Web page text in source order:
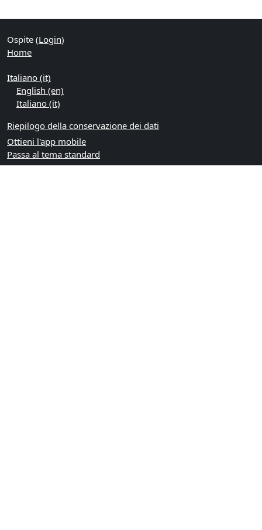
Ospite (Login)
Home
Italiano ‎(it)‎
English ‎(en)‎
Italiano ‎(it)‎
Riepilogo della conservazione dei dati
Ottieni l'app mobile
Passa al tema standard